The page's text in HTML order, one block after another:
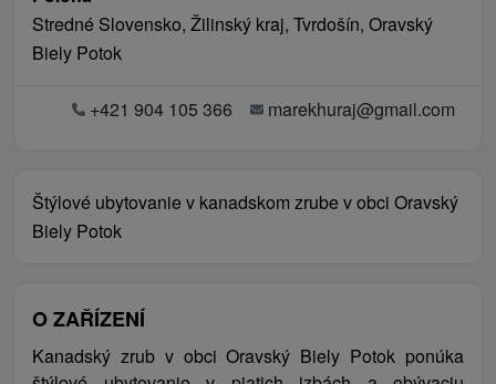
Stredné Slovensko, Žilinský kraj, Tvrdošín, Oravský
Biely Potok
+421 904 105 366 marekhuraj@gmail.com
Štýlové ubytovanie v kanadskom zrube v obci Oravský
Biely Potok
O ZAŘÍZENÍ
Kanadský zrub v obci Oravský Biely Potok ponúka